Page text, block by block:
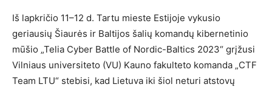
Iš lapkričio 11–12 d. Tartu mieste Estijoje vykusio
geriausių Šiaurės ir Baltijos šalių komandų kibernetinio
mūšio „Telia Cyber Battle of Nordic-Baltics 2023“ grįžusi
Vilniaus universiteto (VU) Kauno fakulteto komanda „CTF
Team LTU“ stebisi, kad Lietuva iki šiol neturi atstovų